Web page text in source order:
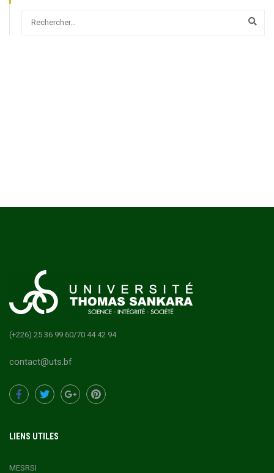
(+226) 25 36 99 60/70 44 42 94
contact@uts.bf
LIENS UTILES
MESRSI